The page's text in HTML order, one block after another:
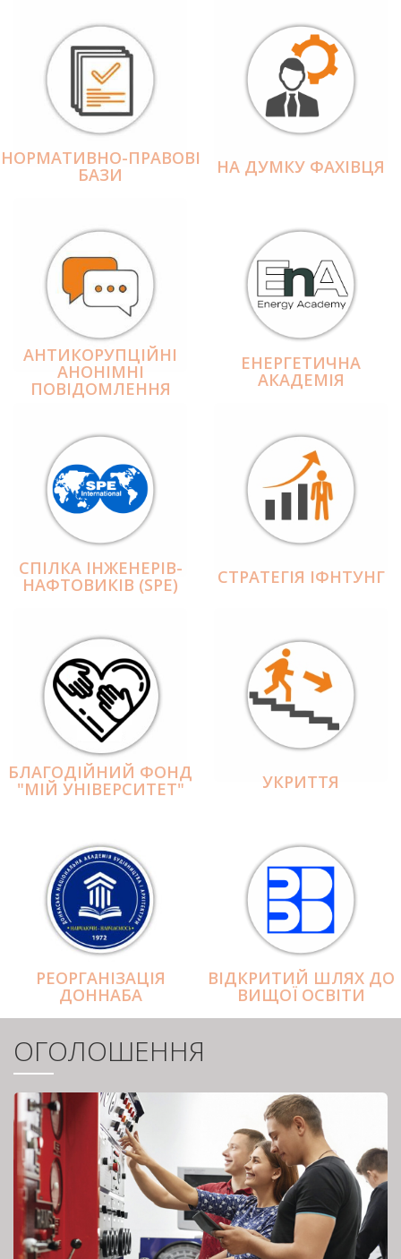
НОРМАТИВНО-ПРАВОВІ
БАЗИ НА ДУМКУ ФАХІВЦЯ
АНТИКОРУПЦІЙНІ
АНОНІМНІ
ПОВІДОМЛЕННЯ
ЕНЕРГЕТИЧНА
АКАДЕМІЯ
СПІЛКА ІНЖЕНЕРІВ-
НАФТОВИКІВ (SPE) СТРАТЕГІЯ ІФНТУНГ
БЛАГОДІЙНИЙ ФОНД
"МІЙ УНІВЕРСИТЕТ" УКРИТТЯ
РЕОРГАНІЗАЦІЯ
ДОННАБА
ВІДКРИТИЙ ШЛЯХ ДО
ВИЩОЇ ОСВІТИ
ОГОЛОШЕННЯ